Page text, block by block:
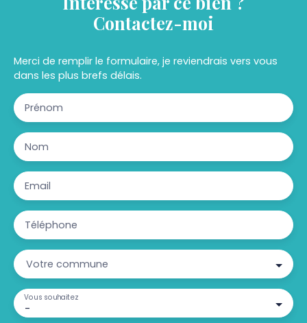
Contactez-moi
Merci de remplir le formulaire, je reviendrais vers vous
dans les plus brefs délais.
Prénom
Nom
Email
Téléphone
Votre commune
-
Vous souhaitez